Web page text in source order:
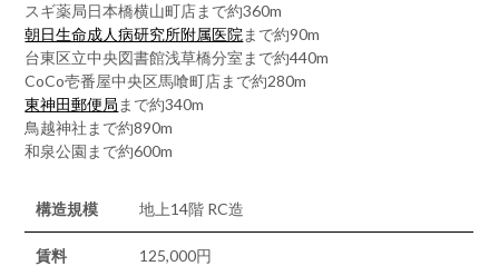
スギ薬局日本橋横山町店まで約360m
朝日生命成人病研究所附属医院 まで約90m
台東区立中央図書館浅草橋分室まで約440m
CoCo壱番屋中央区馬喰町店まで約280m
東神田郵便局 まで約340m
鳥越神社まで約890m
和泉公園まで約600m
構造規模 地上14階 RC造
賃料 125,000円